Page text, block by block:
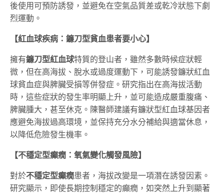
後使用可預防誘發，並避免在空氣品質差或乾冷狀態下劇
烈運動。
【紅血球疾病：鐮刀型貧血患者要小心】
擁有鐮刀型紅血球特質的登山者，雖然多數時候症狀輕
微，但在高海拔、脫水或過度運動下，可能誘發鐮狀紅血
球貧血症與脾臟受損等併發症。研究指出在高海拔活動
時，這些症狀的發生率明顯上升，並可能造成嚴重腹痛、
脾臟腫大，甚至休克。陳醫師建議有鐮狀型紅血球基因者
應避免海拔過高環境，並保持充分水分補給與適當休息，
以降低危險發生機率。
【不穩定型癲癇：氧氣變化觸發風險】
對於不穩定型癲癇患者，海拔改變是一項潛在誘發因素。
研究顯示，即使長期控制穩定的癲癇，如突然上升到顯著